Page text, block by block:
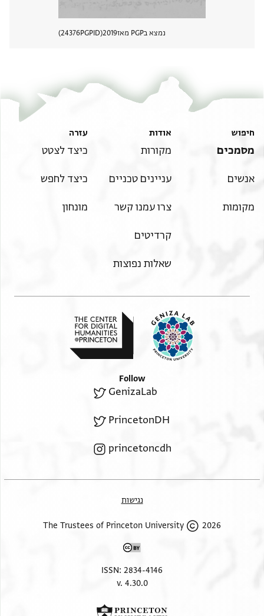
נמצא בPGP מאז 2019
PGPID
24376
חיפוש
מסמכים
אנשים
מקומות
אודות
מקורות
עניינים טכניים
צרו עמנו קשר
קרדיטים
שאלות נפוצות
עזרה
כיצד לצטט
כיצד לחפש
מונחון
Follow
GenizaLab
PrincetonDH
princetoncdh
נגישות
2026 The Trustees of Princeton University
ISSN: 2834-4146
v. 4.30.0